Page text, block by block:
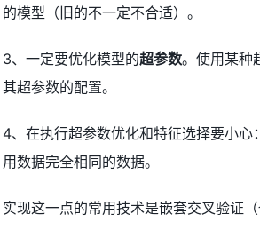
的模型（旧的不一定不合适）。
3、一定要优化模型的超参数。使用某种
其超参数的配置。
4、在执行超参数优化和特征选择要小心
用数据完全相同的数据。
实现这一点的常用技术是嵌套交叉验证（